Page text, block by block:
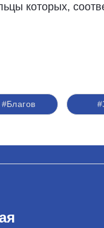
которых,
#Благов